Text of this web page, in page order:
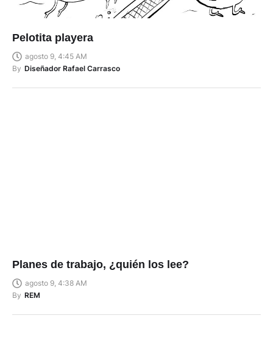
Pelotita playera
agosto 9, 4:45 AM
By Diseñador Rafael Carrasco
Planes de trabajo, ¿quién los lee?
agosto 9, 4:38 AM
By REM